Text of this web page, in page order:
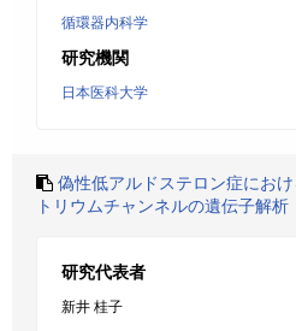
循環器内科学
研究機関
日本医科大学
偽性低アルドステロン症にお
トリウムチャンネルの遺伝子解析
研究代表者
新井 桂子